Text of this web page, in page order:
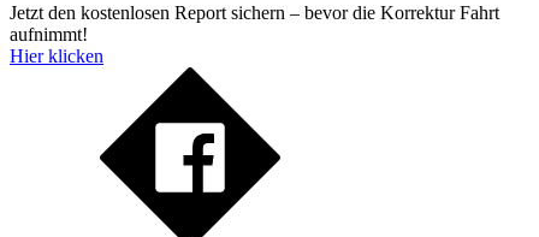
Jetzt den kostenlosen Report sichern – bevor die Korrektur Fahrt
aufnimmt!
Hier klicken